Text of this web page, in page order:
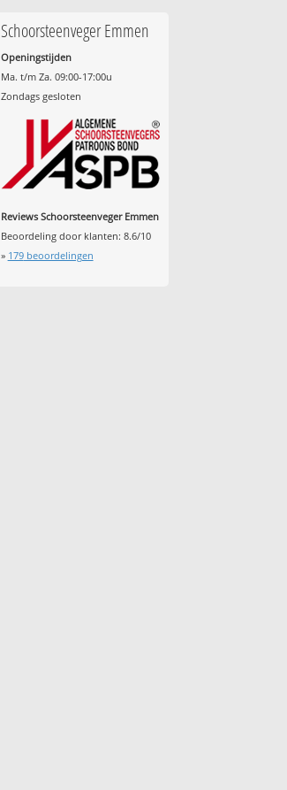
Schoorsteenveger Emmen
Openingstijden
Ma. t/m Za. 09:00-17:00u
Zondags gesloten
Reviews Schoorsteenveger Emmen
Beoordeling door klanten: 8.6/10
» 179beoordelingen